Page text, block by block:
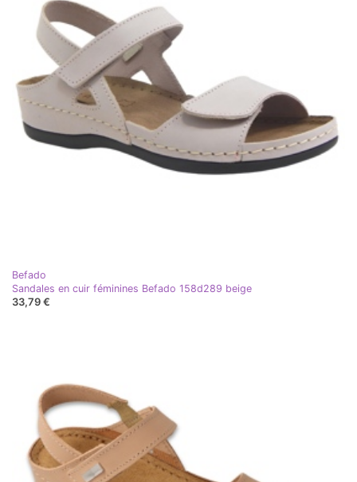
Befado
Sandales en cuir féminines Befado 158d289 beige
33,79 €